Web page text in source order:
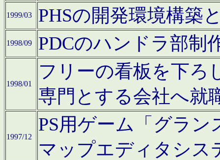
1999/03 PHSの開発環境構築
1998/09 PDCのハンドラ部制
1998/01
フリーの看板を下ろ
専門とする会社へ就
1997/12
PS用ゲーム「グラン
マップエディタシス